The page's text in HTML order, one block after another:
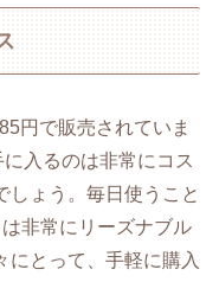
円で販売されていま
入るのは非常にコス
しょう。毎日使うこと
非常にリーズナブル
にとって、手軽に購入